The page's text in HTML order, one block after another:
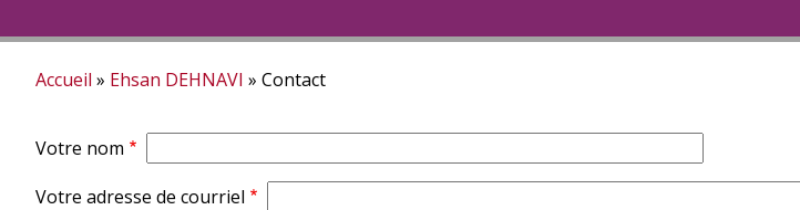
d'Ariane
Accueil Ehsan DEHNAVI Contact
Votre nom
Votre adresse de courriel